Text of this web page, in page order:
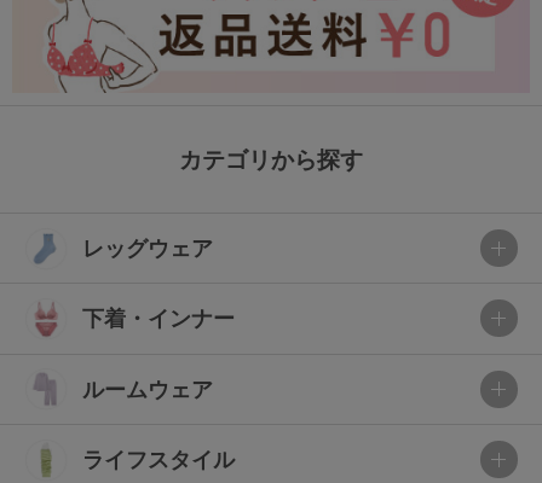
カテゴリから探す
レッグウェア
下着・インナー
ルームウェア
ライフスタイル